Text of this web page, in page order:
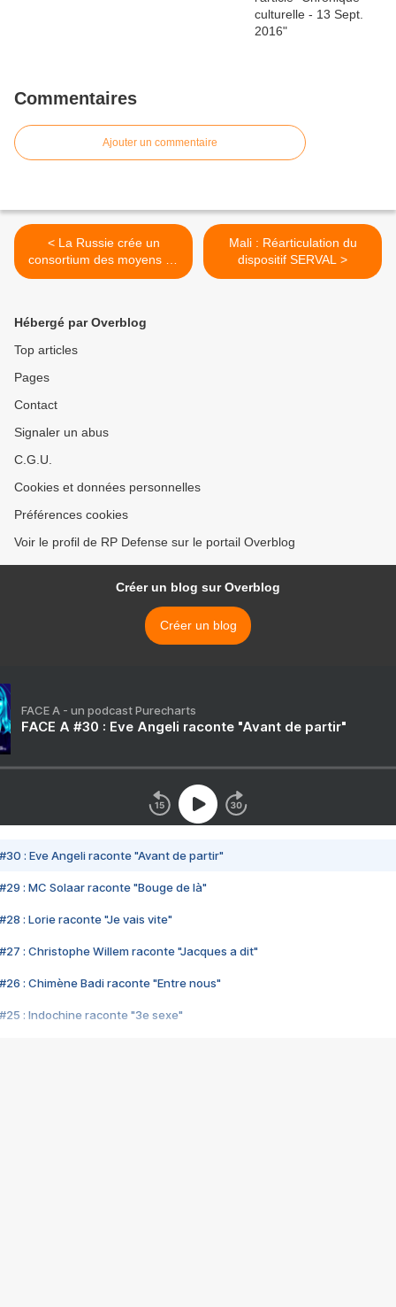
Commentaires
Ajouter un commentaire
< La Russie crée un
consortium des moyens de
renseignement
Mali : Réarticulation du
dispositif SERVAL >
Hébergé par Overblog
Top articles
Pages
Contact
Signaler un abus
C.G.U.
Cookies et données personnelles
Préférences cookies
Voir le profil de RP Defense sur le portail Overblog
Créer un blog sur Overblog
Créer un blog
FACE A - un podcast Purecharts
FACE A #30 : Eve Angeli raconte "Avant de partir"
#30 : Eve Angeli raconte "Avant de partir"
#29 : MC Solaar raconte "Bouge de là"
#28 : Lorie raconte "Je vais vite"
#27 : Christophe Willem raconte "Jacques a dit"
#26 : Chimène Badi raconte "Entre nous"
#25 : Indochine raconte "3e sexe"